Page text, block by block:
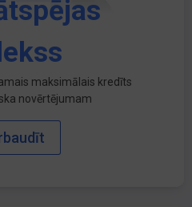
maksimālais kredīts
novērtējumam